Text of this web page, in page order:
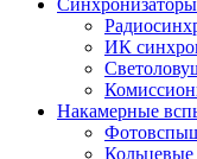
ИК
Накамерные